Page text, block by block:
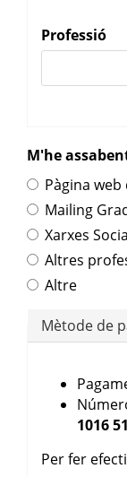
Professió
M'he
Pàgina web
Mailing
Xarxes
Altres
Altre
Mètode de
1016
Per fer